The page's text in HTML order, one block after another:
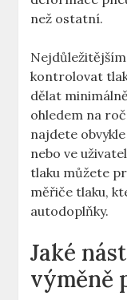
než ostatní.
kontrolovat
dělat
ohledem na
najdete
nebo ve
tlaku můžete
měřiče tlaku,‌
autodoplňky.
Jaké
výměně